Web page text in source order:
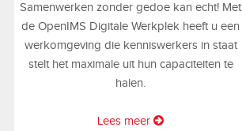
Samenwerken zonder gedoe kan echt! Met
de OpenIMS Digitale Werkplek heeft u een
werkomgeving die kenniswerkers in staat
stelt het maximale uit hun capaciteiten te
halen.
Lees meer